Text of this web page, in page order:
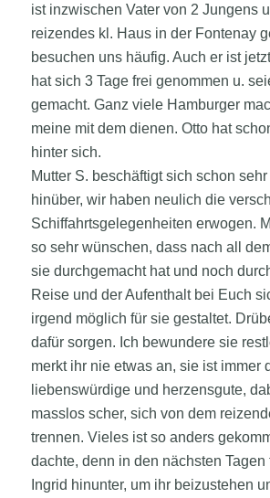
ist inzwischen Vater von 2 Jungens
reizendes kl. Haus in der Fontenay
besuchen uns häufig. Auch er ist
hat sich 3 Tage frei genommen u.
gemacht. Ganz viele Hamburger
meine mit dem dienen. Otto hat
hinter sich.
Mutter S. beschäftigt sich schon
hinüber, wir haben neulich die
Schiffahrtsgelegenheiten erwogen.
so sehr wünschen, dass nach all
sie durchgemacht hat und noch
Reise und der Aufenthalt bei Euch
irgend möglich für sie gestaltet.
dafür sorgen. Ich bewundere sie
merkt ihr nie etwas an, sie ist immer
liebenswürdige und herzensgute,
masslos scher, sich von dem
trennen. Vieles ist so anders
dachte, denn in den nächsten Tagen
Ingrid hinunter, um ihr beizustehen